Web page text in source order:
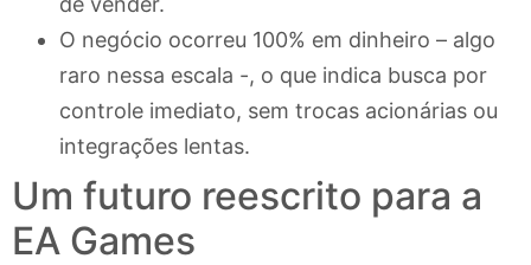
O negócio ocorreu 100% em dinheiro – algo
raro nessa escala -, o que indica busca por
controle imediato, sem trocas acionárias ou
integrações lentas.
Um futuro reescrito para a
EA Games